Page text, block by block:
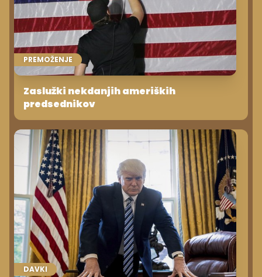
PREMOŽENJE
Zaslužki nekdanjih ameriških
predsednikov
DAVKI